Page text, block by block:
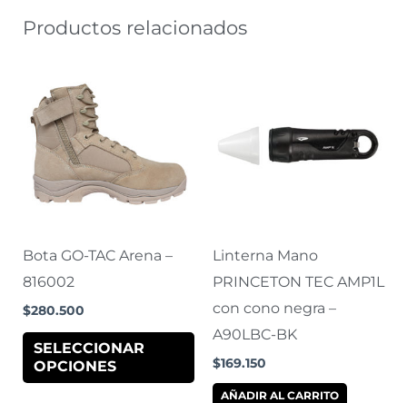
Productos relacionados
Bota GO-TAC Arena –
816002
$280.500
SELECCIONAR
OPCIONES
múltiples
pueden
elegir
en
página
Linterna Mano
PRINCETON TEC AMP1L
con cono negra –
A90LBC-BK
$169.150
AÑADIR AL CARRITO